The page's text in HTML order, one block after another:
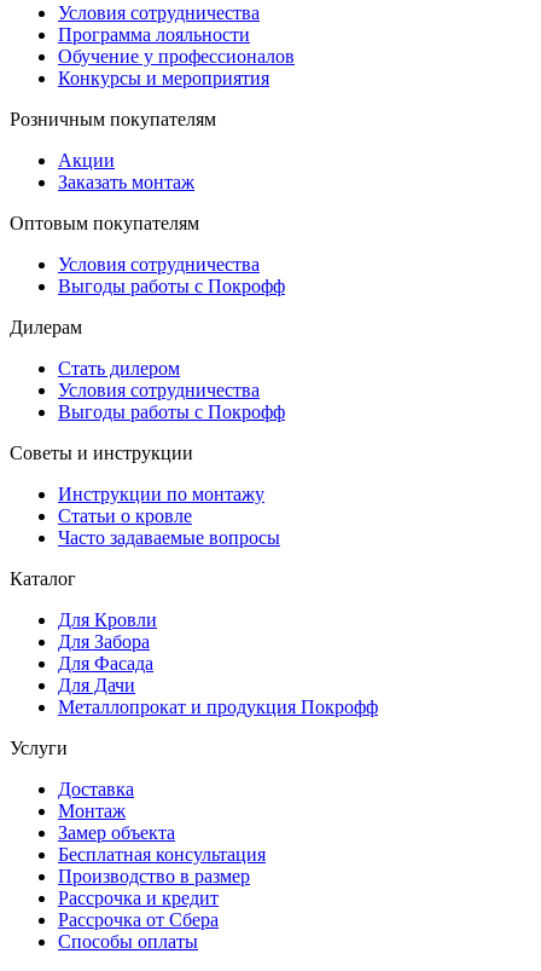
Условия сотрудничества
Программа лояльности
Обучение у профессионалов
Конкурсы и мероприятия
Розничным покупателям
Акции
Заказать монтаж
Оптовым покупателям
Условия сотрудничества
Выгоды работы с Покрофф
Дилерам
Стать дилером
Условия сотрудничества
Выгоды работы с Покрофф
Советы и инструкции
Инструкции по монтажу
Статьи о кровле
Часто задаваемые вопросы
Каталог
Для Кровли
Для Забора
Для Фасада
Для Дачи
Металлопрокат и продукция Покрофф
Услуги
Доставка
Монтаж
Замер объекта
Бесплатная консультация
Производство в размер
Рассрочка и кредит
Рассрочка от Сбера
Способы оплаты